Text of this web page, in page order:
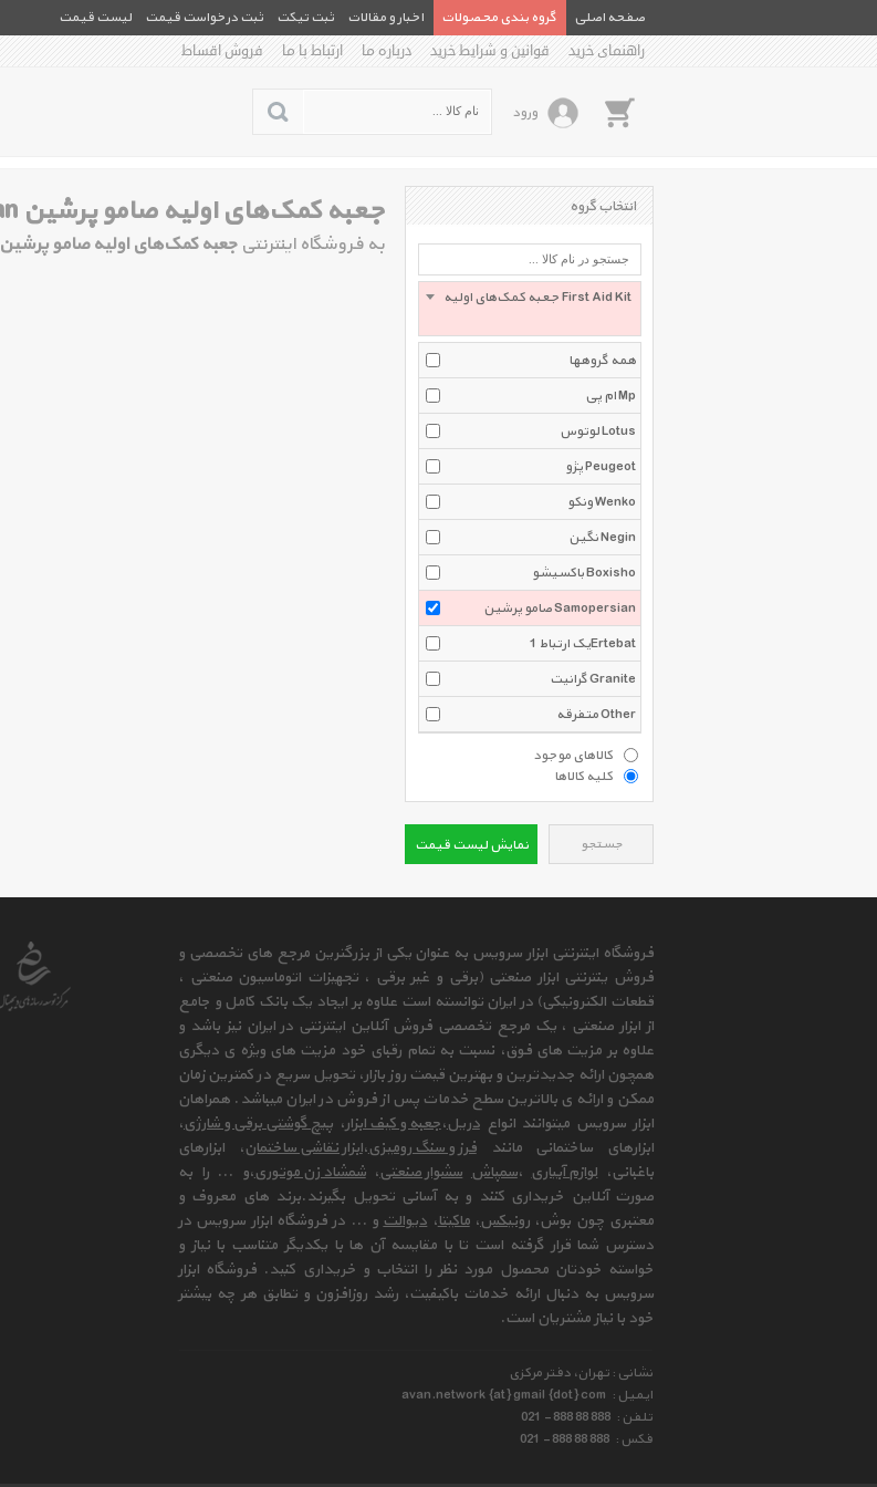
صفحه اصلی گروه بندی محصولات اخبار و مقالات ثبت تیکت ثبت درخواست قیمت
لیست قیمت
راهنمای خرید
قوانین و شرایط خرید درباره ما ارتباط با ما فروش اقساط
ورود
جعبه کمک‌های اولیه صامو پرشین First Aid Kit Samopersian
به فروشگاه اینترنتی جعبه کمک‌های اولیه صامو پرشین
انتخاب گروه
جعبه کمک‌های اولیه First Aid Kit
همه گروهها
ام پی Mp
لوتوس Lotus
پژو Peugeot
ونکو Wenko
نگین Negin
باکسیشو Boxisho
صامو پرشین Samopersian
یک ارتباط 1Ertebat
گرانیت Granite
متفرقه Other
کالاهای موجود
کلیه کالاها
جستجو نمایش لیست قیمت
فروشگاه اینترنتی ابزار سرویس به عنوان یکی از بزرگترین مرجع های تخصصی و
فروش ینترنتی ابزار صنعتی (برقی و غیر برقی ، تجهیزات اتوماسیون صنعتی ،
قطعات الکترونیکی) در ایران توانسته است علاوه بر ایجاد یک بانک کامل و جامع
از ابزار صنعتی ، یک مرجع تخصصی فروش آنلاین اینترنتی در ایران نیز باشد و
علاوه بر مزیت های فوق، نسبت به تمام رقبای خود مزیت های ویژه ی دیگری
همچون ارائه جدیدترین و بهترین قیمت روز بازار، تحویل سریع در کمترین زمان
ممکن و ارائه ی بالاترین سطح خدمات پس از فروش در ایران میباشد. همراهان
ابزار سرویس میتوانند انواعدریل،جعبه و کیف ابزار، پیچ گوشتی برقی و شارژی،
ابزارهای ساختمانی مانندفرز و سنگ رومیزی،ابزار نقاشی ساختمان، ابزارهای
باغبانی،لوازم آبیاری،سمپاش سشوار صنعتی،شمشاد زن موتوری،و ... را به
صورت آنلاین خریداری کنند و به آسانی تحویل بگیرند.برند های معروف و
معتبری چون بوش، رونیکس،ماکیتا، دیوالتو ... در فروشگاه ابزار سرویس در
دسترس شما قرار گرفته است تا با مقایسه آن ها با یکدیگر متناسب با نیاز و
خواسته خودتان محصول مورد نظر را انتخاب و خریداری کنید. فروشگاه ابزار
سرویس به دنبال ارائه خدمات باکیفیت، رشد روزافزون و تطابق هر چه بیشتر
خود با نیاز مشتریان است.
نشانی : تهران، دفتر مرکزی
ایمیل : avan.network {at} gmail {dot} com
تلفن : 021 - 888 88 888
فکس : 021 - 888 88 888